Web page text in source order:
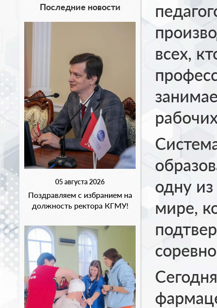
Последние новости
05 августа 2026
Поздравляем с избранием на
должность ректора КГМУ!
всех,
одну
мире,